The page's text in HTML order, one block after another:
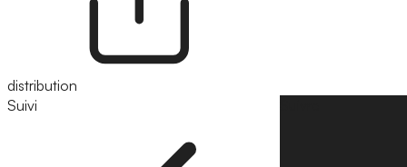
distribution
Suivi